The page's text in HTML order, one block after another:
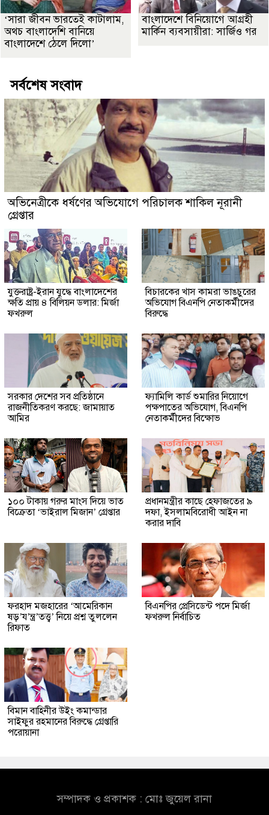
‘সারা জীবন ভারতেই কাটালাম,
অথচ বাংলাদেশি বানিয়ে
বাংলাদেশে ঠেলে দিলো’
বাংলাদেশে বিনিয়োগে আগ্রহী
মার্কিন ব্যবসায়ীরা: সার্জিও গর
সর্বশেষ সংবাদ
অভিনেত্রীকে ধর্ষণের অভিযোগে পরিচালক শাকিল নূরানী
গ্রেপ্তার
যুক্তরাষ্ট্র-ইরান যুদ্ধে বাংলাদেশের
ক্ষতি প্রায় ৪ বিলিয়ন ডলার: মির্জা
ফখরুল
বিচারকের খাস কামরা ভাঙচুরের
অভিযোগ বিএনপি নেতাকর্মীদের
বিরুদ্ধে
সরকার দেশের সব প্রতিষ্ঠানে
রাজনীতিকরণ করছে: জামায়াত
আমির
ফ্যামিলি কার্ড শুমারির নিয়োগে
পক্ষপাতের অভিযোগ, বিএনপি
নেতাকর্মীদের বিক্ষোভ
১০০ টাকায় গরুর মাংস দিয়ে ভাত
বিক্রেতা ‘ভাইরাল মিজান’ গ্রেপ্তার
প্রধানমন্ত্রীর কাছে হেফাজতের ৯
দফা, ইসলামবিরোধী আইন না
করার দাবি
ফরহাদ মজহারের ‘আমেরিকান
ষড়’য’ন্ত্র’তত্ত্ব’ নিয়ে প্রশ্ন তুললেন
রিফাত
বিএনপির প্রেসিডেন্ট পদে মির্জা
ফখরুল নির্বাচিত
বিমান বাহিনীর উইং কমান্ডার
সাইফুর রহমানের বিরুদ্ধে গ্রেপ্তারি
পরোয়ানা
সম্পাদক ও প্রকাশক : মোঃ জুয়েল রানা